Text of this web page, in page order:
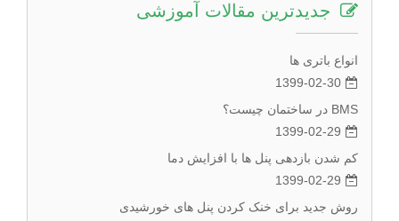
جدیدترین مقالات آموزشی
انواع باتری ها
1399-02-30
BMS در ساختمان چیست؟
1399-02-29
کم شدن بازدهی پنل ها با افزایش دما
1399-02-29
روش جدید برای خنک کردن پنل های خورشیدی